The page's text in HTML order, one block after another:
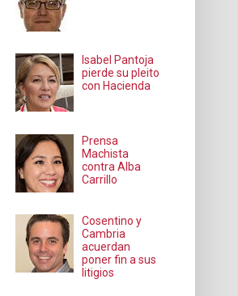
Isabel Pantoja
pierde su pleito
con Hacienda
Prensa
Machista
contra Alba
Carrillo
Cosentino y
Cambria
acuerdan
poner fin a sus
litigios